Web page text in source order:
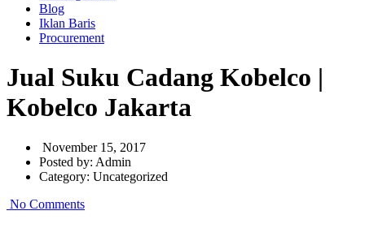
Blog
Iklan Baris
Procurement
Jual Suku Cadang Kobelco |
Kobelco Jakarta
November 15, 2017
Posted by: Admin
Category: Uncategorized
No Comments